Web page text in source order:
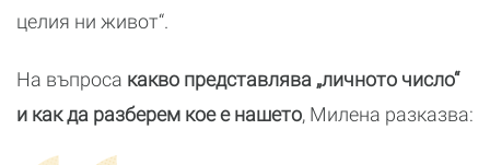
целия ни живот“.
На въпроса какво представлява „личното число“
и как да разберем кое е нашето, Милена разказва: